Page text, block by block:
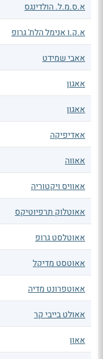
א.ס.מ.ל. הולדינגס
א.ק.ו אנימל הלת' גרופ
אאבי שמידט
אאגון
אאגון
אאדיפיקה
אאווה
אאוויס ויקטוריה
אאוטלוק תרפיוטיקס
אאוטלסט גרופ
אאוטסט מדיקל
אאוטפרונט מדיה
אאולט בייבי קר
אאון